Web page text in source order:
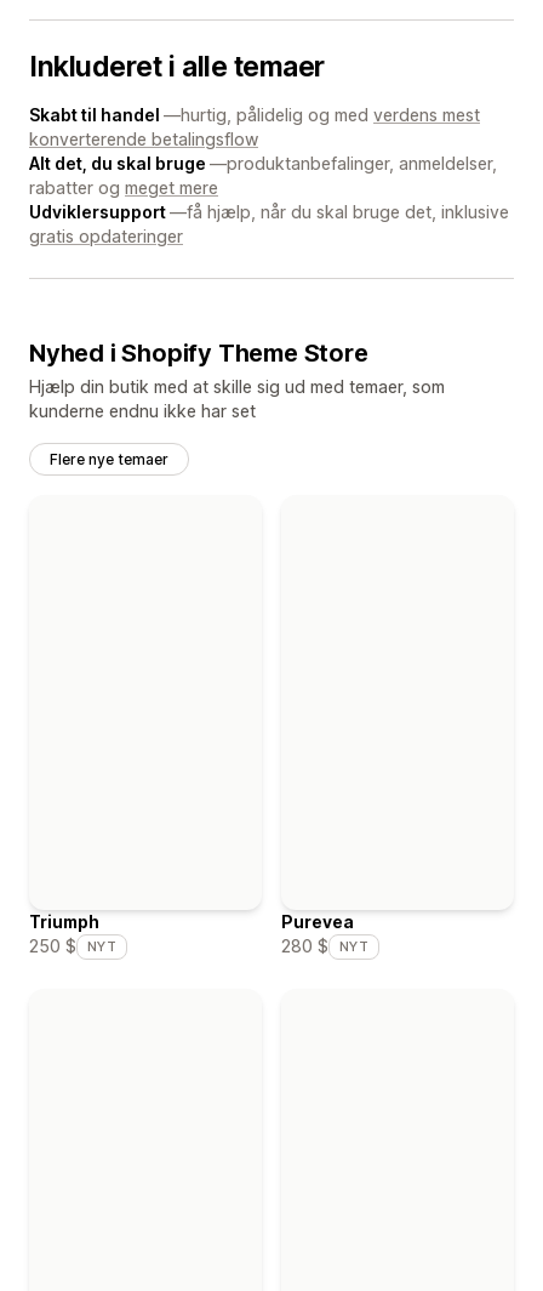
Inkluderet i alle temaer
Skabt til handel —hurtig, pålidelig og med verdens mest
konverterende betalingsflow
Alt det, du skal bruge —produktanbefalinger, anmeldelser,
rabatter og meget mere
Udviklersupport—få hjælp, når du skal bruge det, inklusive
gratis opdateringer
Nyhed i Shopify Theme Store
Hjælp din butik med at skille sig ud med temaer, som
kunderne endnu ikke har set
Flere nye temaer
Triumph
250 $
NYT
Purevea
280 $
NYT